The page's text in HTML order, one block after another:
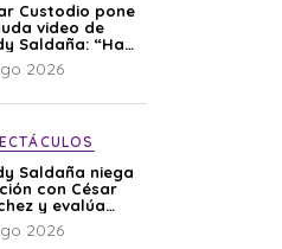
Custodio pone
video de
Saldaña: “Hay
que de repente
editado”
2026
Saldaña niega
con César
y evalúa
a su
“Es una
2026